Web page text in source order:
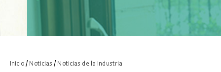
Inicio/Noticias /Noticias de la Industria